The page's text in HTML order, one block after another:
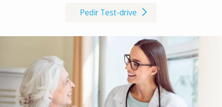
Pedir Test-drive